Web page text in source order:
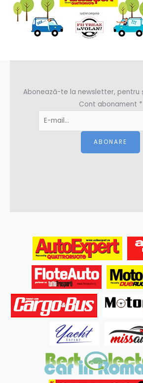
Abonează-te la newsletter, pentru
Cont abonament *
ABONARE